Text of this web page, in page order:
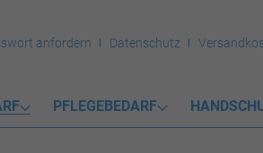
anfordern Datenschutz
PFLEGEBEDARF